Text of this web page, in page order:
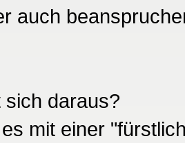
auch
sich daraus?
mit einer